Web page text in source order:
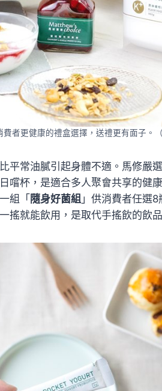
者更健康的禮盒選擇，送禮更有面子。
平常油膩引起身體不適。馬修嚴
嚐杯，是適合多人聚會共享的健
組「 隨身好菌組 」供消費者任選
搖就能飲用，是取代手搖飲的飲品